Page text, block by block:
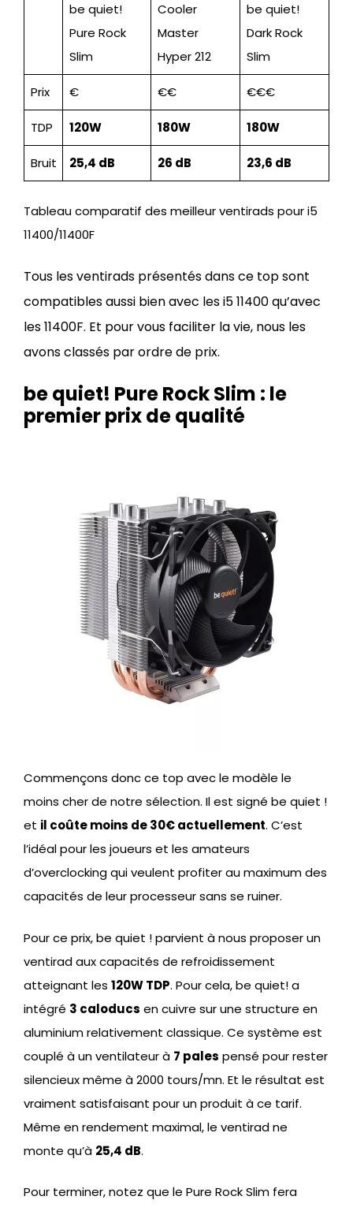
be quiet!
Pure Rock
Slim
Cooler
Master
Hyper 212
be quiet!
Dark Rock
Slim
Prix € €€ €€€
TDP 120W 180W 180W
Bruit 25,4 dB 26 dB 23,6 dB
Tableau comparatif des meilleur ventirads pour i5
11400/11400F
Tous les ventirads présentés dans ce top sont
compatibles aussi bien avec les i5 11400 qu’avec
les 11400F. Et pour vous faciliter la vie, nous les
avons classés par ordre de prix.
be quiet! Pure Rock Slim : le
premier prix de qualité
Commençons donc ce top avec le modèle le
moins cher de notre sélection. Il est signé be quiet !
et il coûte moins de 30€ actuellement. C’est
l’idéal pour les joueurs et les amateurs
d’overclocking qui veulent profiter au maximum des
capacités de leur processeur sans se ruiner.
Pour ce prix, be quiet ! parvient à nous proposer un
ventirad aux capacités de refroidissement
atteignant les 120W TDP. Pour cela, be quiet! a
intégré 3 caloducs en cuivre sur une structure en
aluminium relativement classique. Ce système est
couplé à un ventilateur à 7 pales pensé pour rester
silencieux même à 2000 tours/mn. Et le résultat est
vraiment satisfaisant pour un produit à ce tarif.
Même en rendement maximal, le ventirad ne
monte qu’à 25,4 dB.
Pour terminer, notez que le Pure Rock Slim fera